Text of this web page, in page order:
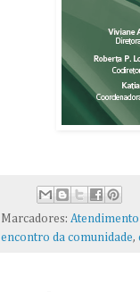
Marcadores: Atendimento
encontro da comunidade,